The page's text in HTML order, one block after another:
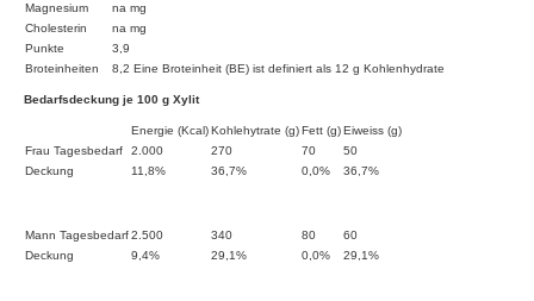
Magnesium
na mg
Cholesterin
na mg
Punkte
3,9
Broteinheiten
8,2 Eine Broteinheit (BE) ist definiert als 12 g Kohlenhydrate
Bedarfsdeckung je 100 g Xylit
Energie (Kcal)Kohlehytrate (g)Fett (g)Eiweiss (g)
Frau Tagesbedarf
2.000 270 70
50
Deckung
11,8% 36,7% 0,0% 36,7%
Mann Tagesbedarf2.500 340 80
60
Deckung
9,4% 29,1% 0,0% 29,1%